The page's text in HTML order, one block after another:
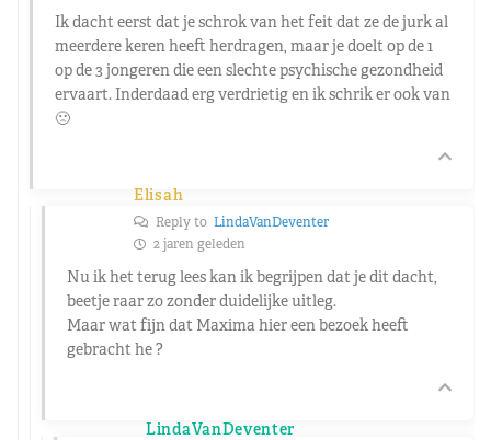
Ik dacht eerst dat je schrok van het feit dat ze de jurk al
meerdere keren heeft herdragen, maar je doelt op de 1
op de 3 jongeren die een slechte psychische gezondheid
ervaart. Inderdaad erg verdrietig en ik schrik er ook van
🙁
Elisah
Reply to LindaVanDeventer
2 jaren geleden
Nu ik het terug lees kan ik begrijpen dat je dit dacht,
beetje raar zo zonder duidelijke uitleg.
Maar wat fijn dat Maxima hier een bezoek heeft
gebracht he ?
LindaVanDeventer